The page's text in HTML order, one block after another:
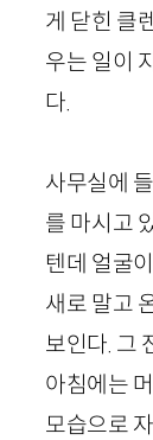
게 닫힌 클
우는 일이
다.
사무실에
를 마시고
텐데 얼굴
새로 말고
보인다. 그
아침에는
모습으로